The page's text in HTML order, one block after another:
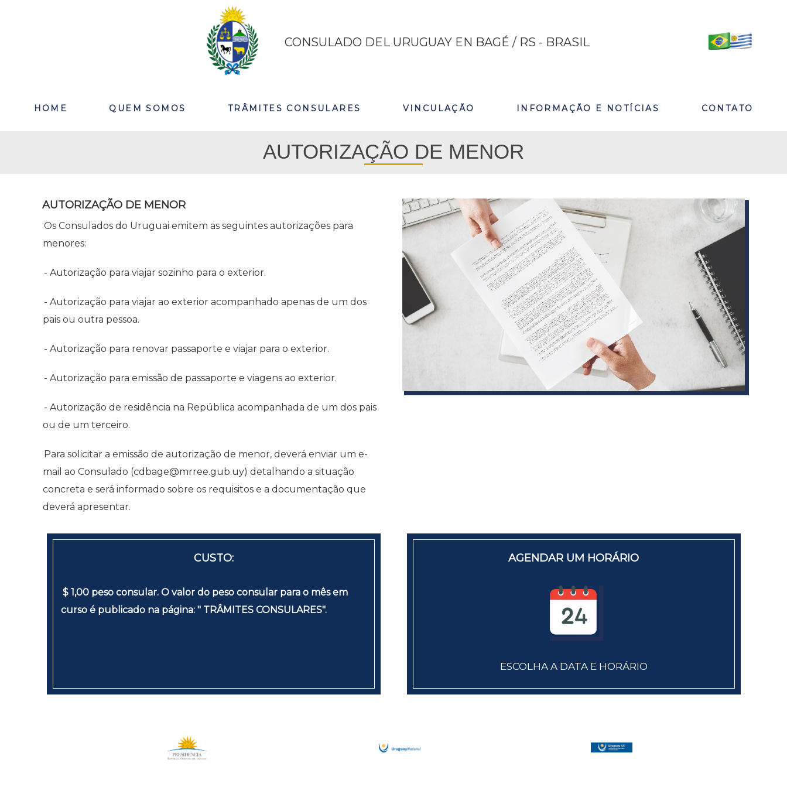
CONSULADO DEL URUGUAY EN BAGÉ / RS - BRASIL
HOME QUEM SOMOS TRÂMITES CONSULARES VINCULAÇÃO INFORMAÇÃO E NOTÍCIAS CONTATO
AUTORIZAÇÃO DE MENOR
AUTORIZAÇÃO DE MENOR
Os Consulados do Uruguai emitem as seguintes autorizações para
menores:
- Autorização para viajar sozinho para o exterior.
- Autorização para viajar ao exterior acompanhado apenas de um dos
pais ou outra pessoa.
- Autorização para renovar passaporte e viajar para o exterior.
- Autorização para emissão de passaporte e viagens ao exterior.
- Autorização de residência na República acompanhada de um dos pais
ou de um terceiro.
Para solicitar a emissão de autorização de menor, deverá enviar um e-
mail ao Consulado (cdbage@mrree.gub.uy) detalhando a situação
concreta e será informado sobre os requisitos e a documentação que
deverá apresentar.
CUSTO:
$ 1,00 peso consular. O valor do peso consular para o mês em
curso é publicado na página: " TRÂMITES CONSULARES".
AGENDAR UM HORÁRIO
ESCOLHA A DATA E HORÁRIO